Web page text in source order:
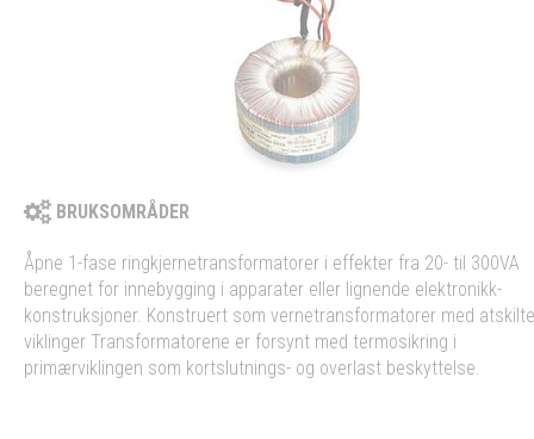
BRUKSOMRÅDER
Åpne 1-fase ringkjernetransformatorer i effekter fra 20- til 300VA
beregnet for innebygging i apparater eller lignende elektronikk-
konstruksjoner. Konstruert som vernetransformatorer med atskilte
viklinger Transformatorene er forsynt med termosikring i
primærviklingen som kortslutnings- og overlast beskyttelse.